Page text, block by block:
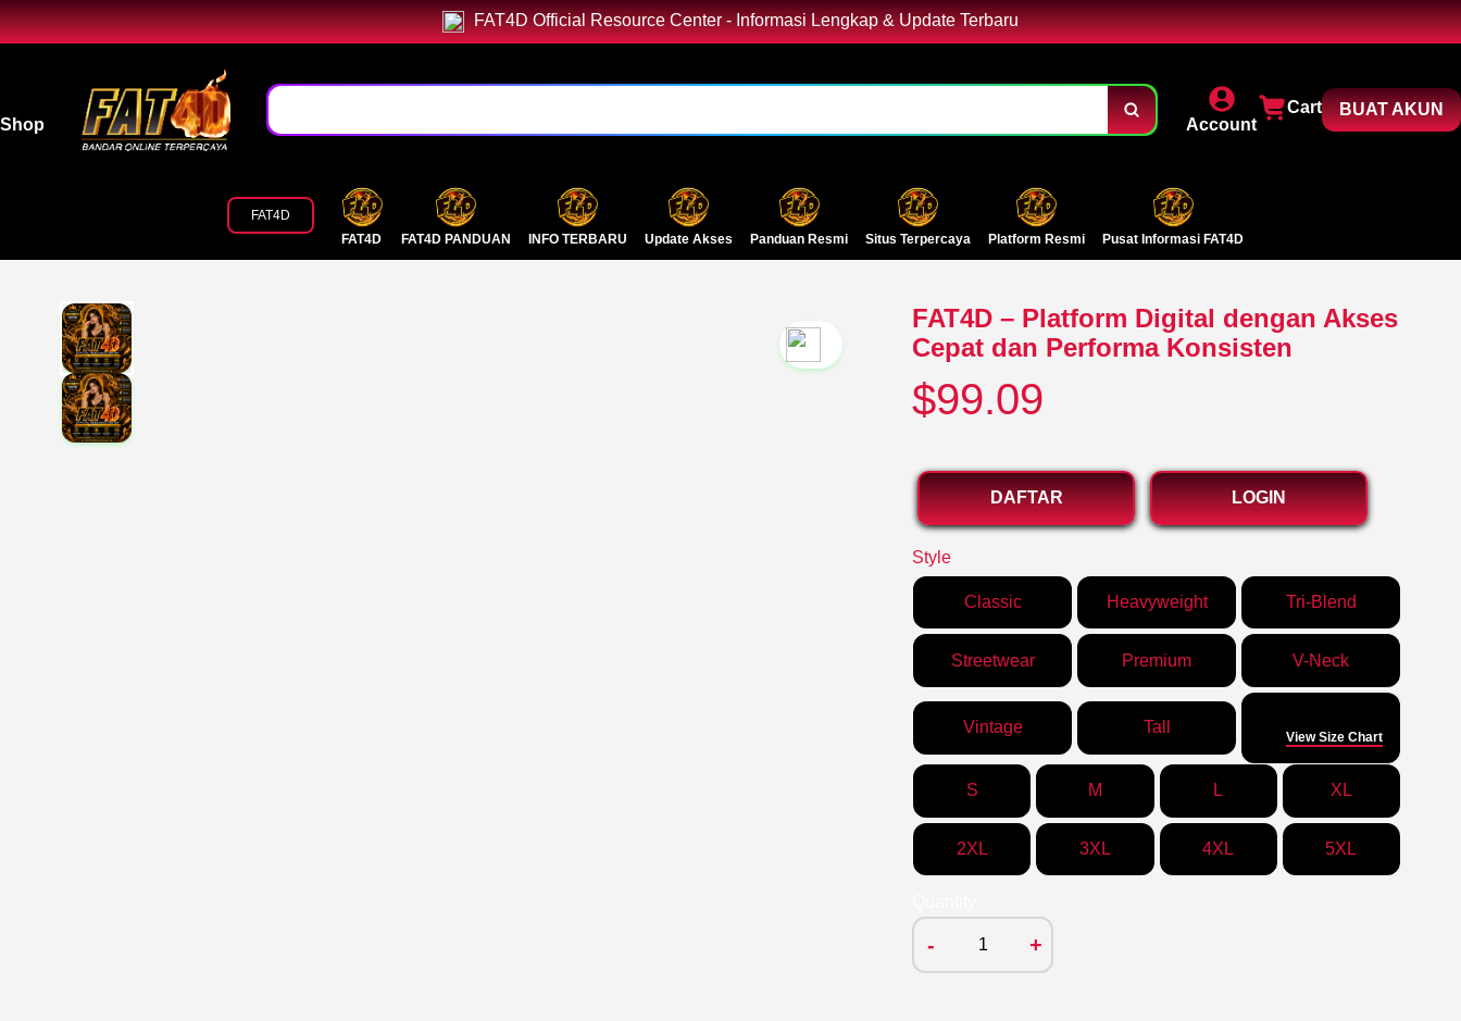
FAT4D Official Resource Center - Informasi Lengkap & Update Terbaru
Shop Account
Cart BUAT AKUN
FAT4D
FAT4D
FAT4D PANDUAN INFO TERBARU Update Akses Panduan Resmi Situs Terpercaya Platform Resmi Pusat Informasi FAT4D
FAT4D – Platform Digital dengan Akses
Cepat dan Performa Konsisten
$99.09
DAFTAR LOGIN
Style
Classic Heavyweight Tri-Blend
Streetwear Premium V-Neck
Vintage Tall
View Size Chart
S M L XL
2XL 3XL 4XL 5XL
- +